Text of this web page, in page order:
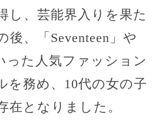
し、芸能界入りを果た
後、「Seventeen」や
った人気ファッション
を務め、10代の女の子
在となりました。